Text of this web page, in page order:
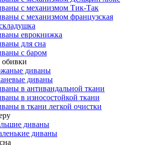
с механизмом Тик-Так
с механизмом французская
еврокнижка
для сна
с баром
диваны
диваны
в антивандальной ткани
в износостойкой ткани
в ткани легкой очистки
диваны
диваны